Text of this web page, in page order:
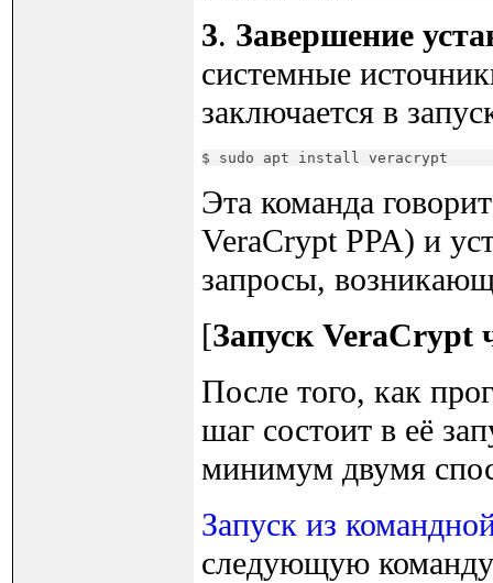
3. Завершение
системные
заключается в
$ sudo apt install veracrypt
Эта команда
VeraCrypt PPA) и
запросы,
[Запуск VeraCrypt
После того, как
шаг состоит в её
минимум двумя
Запуск из
следующую